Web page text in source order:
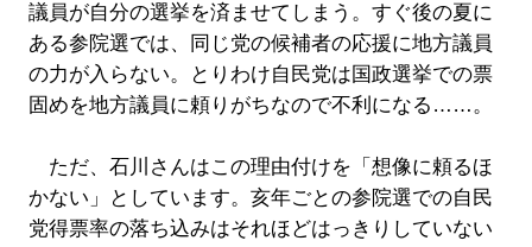
議員が自分の選挙を済ませてしまう。すぐ後の夏に
ある参院選では、同じ党の候補者の応援に地方議員
の力が入らない。とりわけ自民党は国政選挙での票
固めを地方議員に頼りがちなので不利になる……。
ただ、石川さんはこの理由付けを「想像に頼るほ
かない」としています。亥年ごとの参院選での自民
党得票率の落ち込みはそれほどはっきりしていない